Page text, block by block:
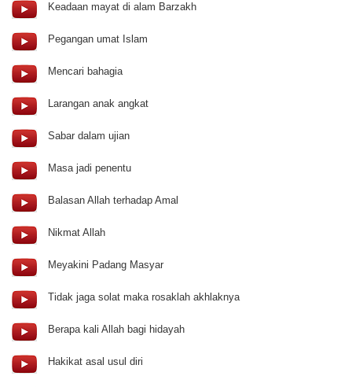
Keadaan mayat di alam Barzakh
Pegangan umat Islam
Mencari bahagia
Larangan anak angkat
Sabar dalam ujian
Masa jadi penentu
Balasan Allah terhadap Amal
Nikmat Allah
Meyakini Padang Masyar
Tidak jaga solat maka rosaklah akhlaknya
Berapa kali Allah bagi hidayah
Hakikat asal usul diri